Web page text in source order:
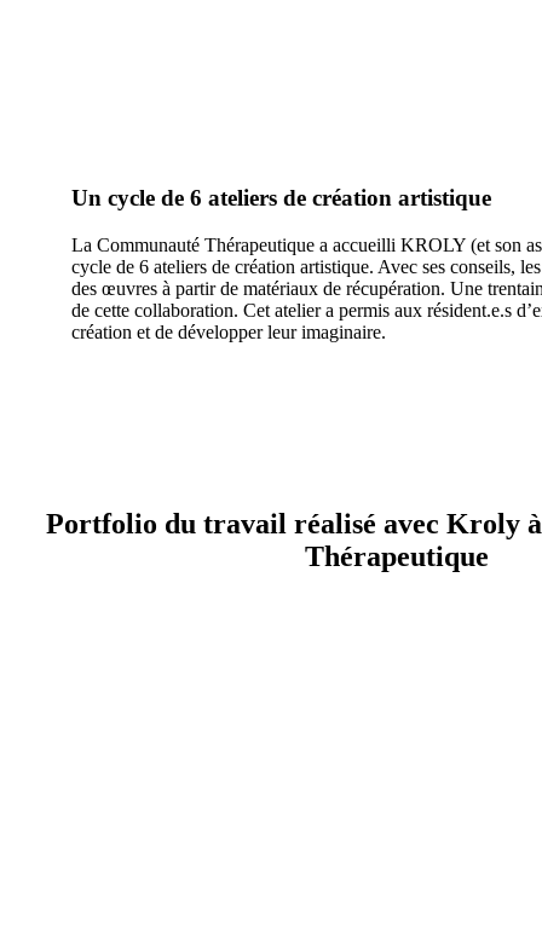
Un cycle de 6 ateliers de création artistique
La Communauté Thérapeutique a accueilli KROLY (et son
cycle de 6 ateliers de création artistique. Avec ses conseils,
des œuvres à partir de matériaux de récupération. Une
de cette collaboration. Cet atelier a permis aux résident.e.s
création et de développer leur imaginaire.
Portfolio du travail réalisé avec Kroly
Thérapeutique